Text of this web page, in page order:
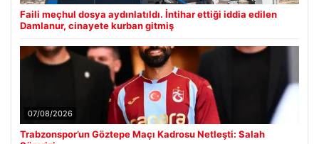
Faili meçhul dosya aydınlatıldı. İntihar ettiği iddia edilen
Damlanur, cinayete kurban gitmiş
07/08/2026
Trabzonspor’un Göztepe Maçı Kadrosu Netleşti: Salah